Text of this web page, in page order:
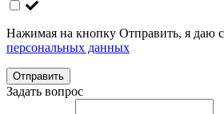
Нажимая на кнопку Отправить, я даю
персональных данных
Отправить
Задать вопрос